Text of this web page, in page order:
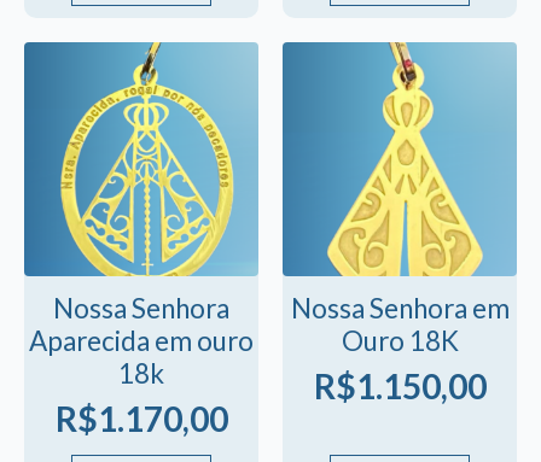
Nossa Senhora
Aparecida em ouro
18k
R$1.170,00
Nossa Senhora em
Ouro 18K
R$1.150,00